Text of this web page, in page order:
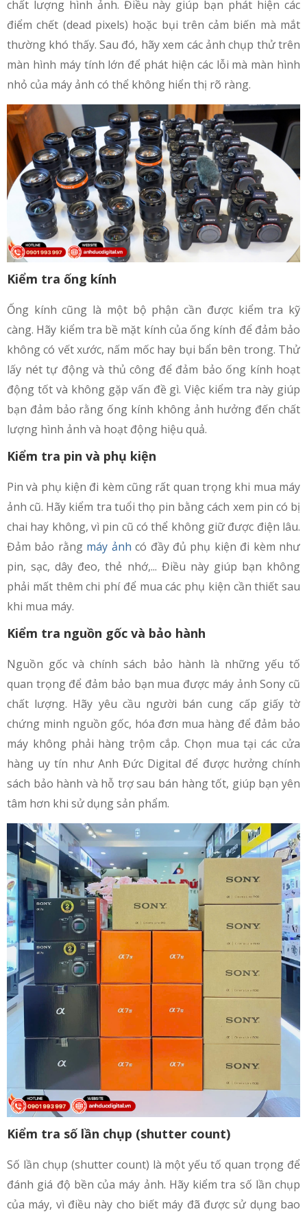
chất lượng hình ảnh. Điều này giúp bạn phát hiện các
điểm chết (dead pixels) hoặc bụi trên cảm biến mà mắt
thường khó thấy. Sau đó, hãy xem các ảnh chụp thử trên
màn hình máy tính lớn để phát hiện các lỗi mà màn hình
nhỏ của máy ảnh có thể không hiển thị rõ ràng.
Kiểm tra ống kính
Ống kính cũng là một bộ phận cần được kiểm tra kỹ
càng. Hãy kiểm tra bề mặt kính của ống kính để đảm bảo
không có vết xước, nấm mốc hay bụi bẩn bên trong. Thử
lấy nét tự động và thủ công để đảm bảo ống kính hoạt
động tốt và không gặp vấn đề gì. Việc kiểm tra này giúp
bạn đảm bảo rằng ống kính không ảnh hưởng đến chất
lượng hình ảnh và hoạt động hiệu quả.
Kiểm tra pin và phụ kiện
Pin và phụ kiện đi kèm cũng rất quan trọng khi mua máy
ảnh cũ. Hãy kiểm tra tuổi thọ pin bằng cách xem pin có bị
chai hay không, vì pin cũ có thể không giữ được điện lâu.
Đảm bảo rằng máy ảnh có đầy đủ phụ kiện đi kèm như
pin, sạc, dây đeo, thẻ nhớ,... Điều này giúp bạn không
phải mất thêm chi phí để mua các phụ kiện cần thiết sau
khi mua máy.
Kiểm tra nguồn gốc và bảo hành
Nguồn gốc và chính sách bảo hành là những yếu tố
quan trọng để đảm bảo bạn mua được máy ảnh Sony cũ
chất lượng. Hãy yêu cầu người bán cung cấp giấy tờ
chứng minh nguồn gốc, hóa đơn mua hàng để đảm bảo
máy không phải hàng trộm cắp. Chọn mua tại các cửa
hàng uy tín như Anh Đức Digital để được hưởng chính
sách bảo hành và hỗ trợ sau bán hàng tốt, giúp bạn yên
tâm hơn khi sử dụng sản phẩm.
Kiểm tra số lần chụp (shutter count)
Số lần chụp (shutter count) là một yếu tố quan trọng để
đánh giá độ bền của máy ảnh. Hãy kiểm tra số lần chụp
của máy, vì điều này cho biết máy đã được sử dụng bao